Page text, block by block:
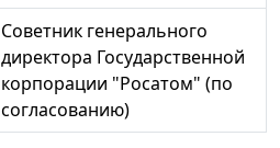
Советник генерального
директора Государственной
корпорации "Росатом" (по
согласованию)